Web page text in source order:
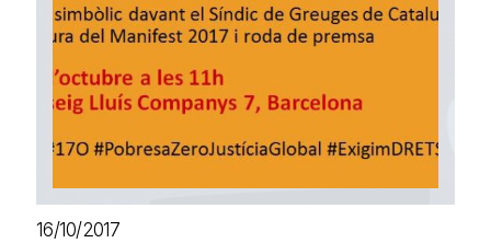
16/10/2017